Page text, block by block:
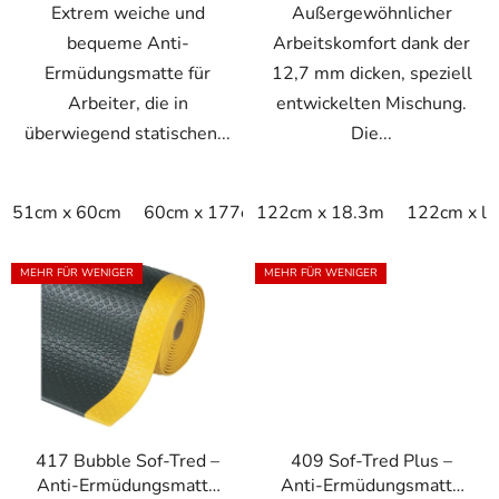
Extrem weiche und
bequeme Anti-
Ermüdungsmatte für
Arbeiter, die in
überwiegend statischen...
51cm x 60cm 60cm x 177cm 91cm x 102cm 91cm x
Außergewöhnlicher
Arbeitskomfort dank der
12,7 mm dicken, speziell
entwickelten Mischung.
Die...
122cm x 18.3m 122cm x
MEHR FÜR WENIGER
417 Bubble Sof-Tred –
Anti-Ermüdungsmatte
MEHR FÜR WENIGER
409 Sof-Tred Plus –
Anti-Ermüdungsmatte